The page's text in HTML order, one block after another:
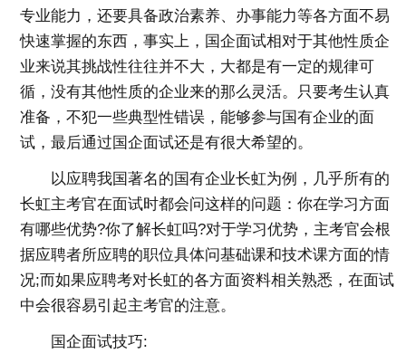
专业能力，还要具备政治素养、办事能力等各方面不易
快速掌握的东西，事实上，国企面试相对于其他性质企
业来说其挑战性往往并不大，大都是有一定的规律可
循，没有其他性质的企业来的那么灵活。只要考生认真
准备，不犯一些典型性错误，能够参与国有企业的面
试，最后通过国企面试还是有很大希望的。
以应聘我国著名的国有企业长虹为例，几乎所有的
长虹主考官在面试时都会问这样的问题：你在学习方面
有哪些优势?你了解长虹吗?对于学习优势，主考官会根
据应聘者所应聘的职位具体问基础课和技术课方面的情
况;而如果应聘考对长虹的各方面资料相关熟悉，在面试
中会很容易引起主考官的注意。
国企面试技巧: